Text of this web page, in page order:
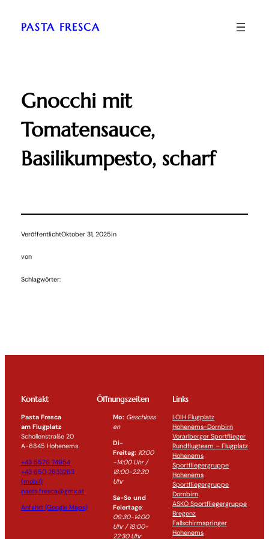
Inhalt
springen
PASTA FRESCA
Gnocchi mit
Tomatensauce,
Basilikumpesto, scharf
VeröffentlichtOktober 31, 2025in
von
Schlagwörter:
Kontakt
Pasta Fresca
am Flugplatz
Schollenstraße 20
A-6845 Hohenems
+43 5576 74954
+43 650 2833263
(mobil)
pasta.fresca@gmx.at
Anfahrt (Google Maps)
Öffnungszeiten
Mo: Geschloss
en
Di-
Freitag: 10:00
-14:00 Uhr /
18:00-22:30
Uhr
Sa-So und
Feiertage:
09:30-14:00
Uhr / 18:00-
22:30Uhr
Links
LOIH Flugplatz
Hohenems-Dornbirn
Vorarlberger Sportflieger
Rundflugteam – Flugplatz
Hohenems
Sportfliegergruppe
Hohenems
Sportfliegergruppe
Dornbirn
ASKÖ Sportfliegergruppe
Bregenz
Fallschirmspringer
Hohenems